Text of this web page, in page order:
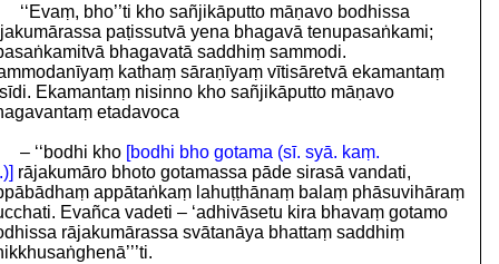
‘‘Evaṃ, bho’’ti kho sañjikāputto māṇavo bodhissa
paṭissutvā yena bhagavā tenupasaṅkami;
bhagavatā saddhiṃ sammodi.
kathaṃ sāraṇīyaṃ vītisāretvā ekamantaṃ
Ekamantaṃ nisinno kho sañjikāputto māṇavo
etadavoca
– ‘‘bodhi kho [bodhi bho gotama (sī. syā. kaṃ.
rājakumāro bhoto gotamassa pāde sirasā vandati,
appātaṅkaṃ lahuṭṭhānaṃ balaṃ phāsuvihāraṃ
Evañca vadeti – ‘adhivāsetu kira bhavaṃ gotamo
rājakumārassa svātanāya bhattaṃ saddhiṃ